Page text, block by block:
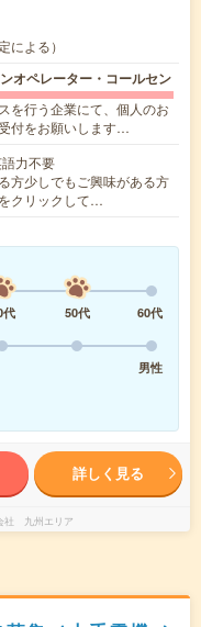
による）
オペレーター・コールセン
を行う企業にて、個人のお
付をお願いします…
力不要
方少しでもご興味がある方
クリックして…
代 50代
60代
男性
詳しく見る
社 九州エリア